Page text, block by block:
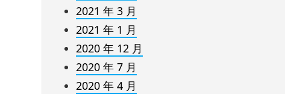
2021 年 3 月
2021 年 1 月
2020 年 12 月
2020 年 7 月
2020 年 4 月